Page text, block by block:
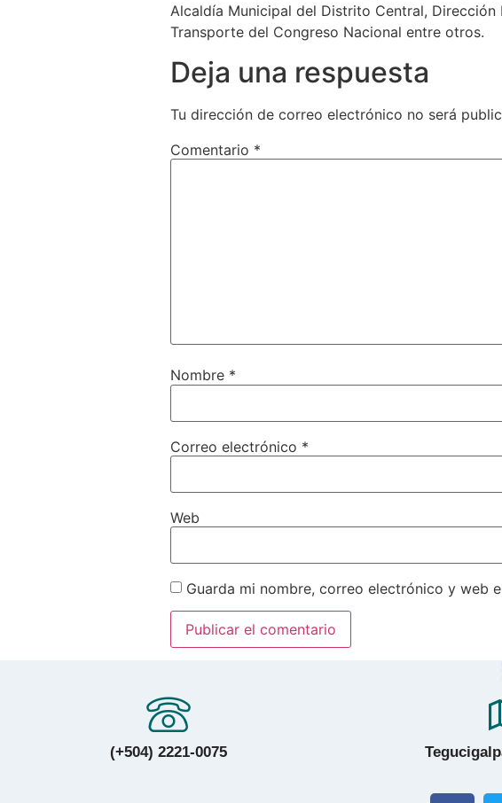
Alcaldía Municipal del Distrito Central,
Transporte del Congreso Nacional entre otros.
Deja una respuesta
Tu dirección de correo electrónico no será
Comentario *
Nombre *
Correo electrónico *
Web
Guarda mi nombre, correo electrónico y web
(+504) 2221-0075